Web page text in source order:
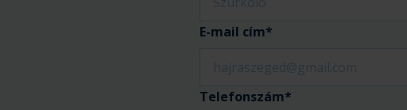
E-mail cím*
Telefonszám*